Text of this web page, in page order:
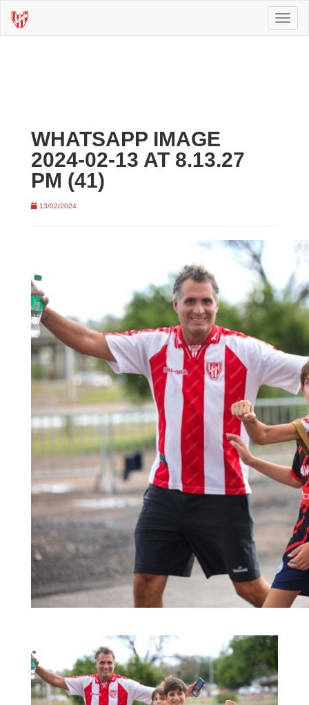
WHATSAPP IMAGE
2024-02-13 AT 8.13.27
PM (41)
13/02/2024